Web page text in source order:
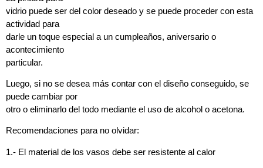
vidrio puede ser del color deseado y se puede proceder con esta
actividad para
darle un toque especial a un cumpleaños, aniversario o
acontecimiento
particular.
Luego, si no se desea más contar con el diseño conseguido, se
puede cambiar por
otro o eliminarlo del todo mediante el uso de alcohol o acetona.
Recomendaciones para no olvidar:
1.- El material de los vasos debe ser resistente al calor